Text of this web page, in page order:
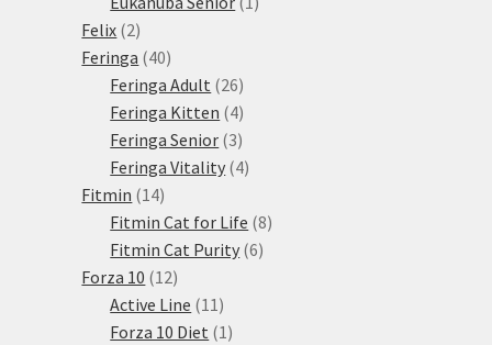
Felix 22
produkty
Feringa 4040
produktů
Feringa Adult 2626
produktů
Feringa Kitten 44
produkty
Feringa Senior 33
produkty
Feringa Vitality 44
Fitmin 1414
produktů
Fitmin Cat for Life 88
Fitmin Cat Purity 66
Forza 10 1212
produktů
Active Line 11 11
produktů
Forza 10 Diet 1 1